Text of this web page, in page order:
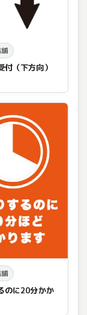
舗
付（下方向）
舗
のに20分かか